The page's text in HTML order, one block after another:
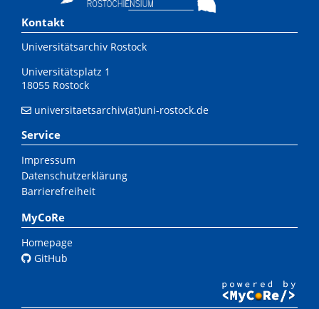
Kontakt
Universitätsarchiv Rostock
Universitätsplatz 1
18055 Rostock
universitaetsarchiv(at)uni-rostock.de
Service
Impressum
Datenschutzerklärung
Barrierefreiheit
MyCoRe
Homepage
GitHub